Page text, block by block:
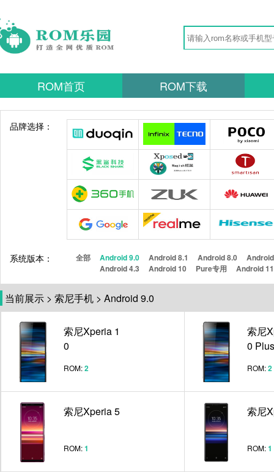
ROM首页 ROM下载
品牌选择：
系统版本： 全部 Android 9.0 Android 8.1 Android 8.0
Android 4.3
Android 10 Pure专用 Android 11
当前展示 > 索尼手机 > Android 9.0
索尼Xperia 1
0
ROM:2
索尼
0 Plus
ROM:2
索尼Xperia 5
ROM:1
索尼
ROM:1